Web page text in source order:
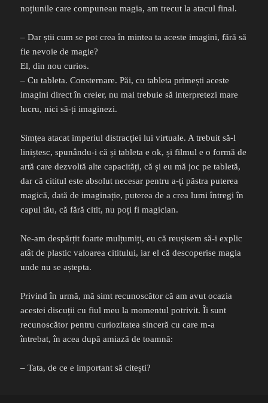
noțiunile care compuneau magia, am trecut la atacul final.
– Dar știi cum se pot crea în mintea ta aceste imagini, fără să
fie nevoie de magie?
El, din nou curios.
– Cu tableta. Consternare. Păi, cu tableta primești aceste
imagini direct în creier, nu mai trebuie să interpretezi mare
lucru, nici să-ți imaginezi.
Simțea atacat imperiul distracției lui virtuale. A trebuit să-l
liniștesc, spunându-i că și tableta e ok, și filmul e o formă de
artă care dezvoltă alte capacități, că și eu mă joc pe tabletă,
dar că cititul este absolut necesar pentru a-ți păstra puterea
magică, dată de imaginație, puterea de a crea lumi întregi în
capul tău, că fără citit, nu poți fi magician.
Ne-am despărțit foarte mulțumiți, eu că reușisem să-i explic
atât de plastic valoarea cititului, iar el că descoperise magia
unde nu se aștepta.
Privind în urmă, mă simt recunoscător că am avut ocazia
acestei discuții cu fiul meu la momentul potrivit. Îi sunt
recunoscător pentru curiozitatea sinceră cu care m-a
întrebat, în acea după amiază de toamnă:
– Tata, de ce e important să citești?